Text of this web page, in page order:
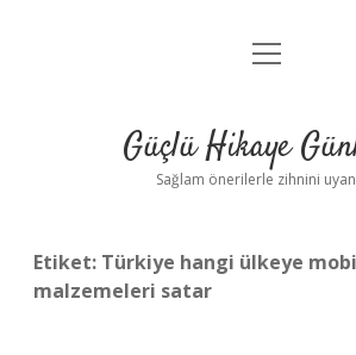
Anasayfa
Yasal Uyarı
menüyü
Güçlü Hikaye
Sağlam önerilerle zihnini
Etiket: Türkiye hangi ülkeye
malzemeleri satar